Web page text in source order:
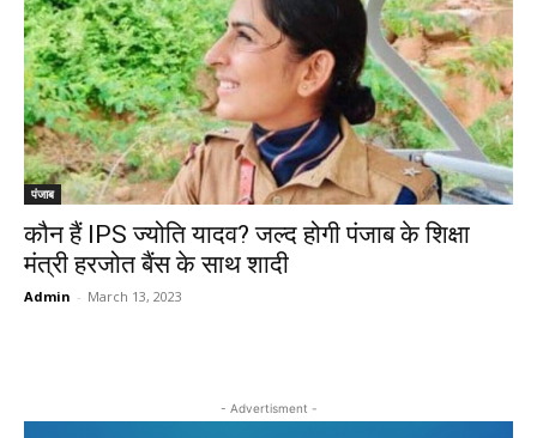
पंजाब
कौन हैं IPS ज्योति यादव? जल्द होगी पंजाब के शिक्षा
मंत्री हरजोत बैंस के साथ शादी
Admin - March 13, 2023
- Advertisment -